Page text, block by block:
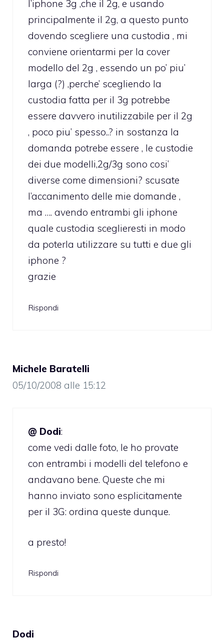
l’iphone 3g ,che il 2g, e usando
principalmente il 2g, a questo punto
dovendo scegliere una custodia , mi
conviene orientarmi per la cover
modello del 2g , essendo un po’ piu’
larga (?) ,perche’ scegliendo la
custodia fatta per il 3g potrebbe
essere davvero inutilizzabile per il 2g
, poco piu’ spesso..? in sostanza la
domanda potrebe essere , le custodie
dei due modelli,2g/3g sono cosi’
diverse come dimensioni? scusate
l’accanimento delle mie domande ,
ma …. avendo entrambi gli iphone
quale custodia sceglieresti in modo
da poterla utilizzare su tutti e due gli
iphone ?
grazie
Rispondi
Michele Baratelli
05/10/2008 alle 15:12
@ Dodi:
come vedi dalle foto, le ho provate
con entrambi i modelli del telefono e
andavano bene. Queste che mi
hanno inviato sono esplicitamente
per il 3G: ordina queste dunque.
a presto!
Rispondi
Dodi